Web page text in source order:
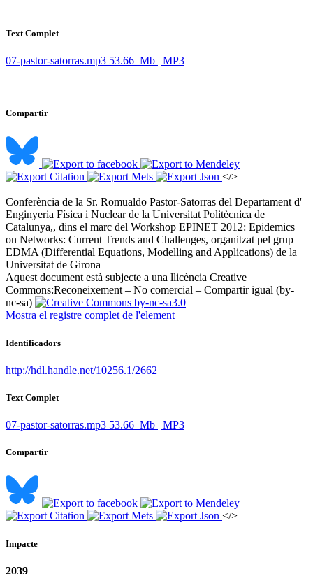
Text Complet
07-pastor-satorras.mp3 53.66 Mb | MP3
Compartir
</>
Conferència de la Sr. Romualdo Pastor-Satorras del Departament d'
Enginyeria Física i Nuclear de la Universitat Politècnica de
Catalunya,, dins el marc del Workshop EPINET 2012: Epidemics
on Networks: Current Trends and Challenges, organitzat pel grup
EDMA (Differential Equations, Modelling and Applications) de la
Universitat de Girona ​
Aquest document està subjecte a una llicència Creative
Commons:Reconeixement – No comercial – Compartir igual (by-
nc-sa)
Mostra el registre complet de l'element
Identificadors
http://hdl.handle.net/10256.1/2662
Text Complet
07-pastor-satorras.mp3 53.66 Mb | MP3
Compartir
</>
Impacte
2039